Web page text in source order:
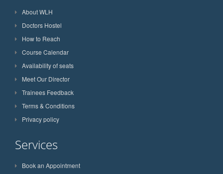
About WLH
Doctors Hostel
How to Reach
Course Calendar
Availability of seats
Meet Our Director
Trainees Feedback
Terms & Conditions
Privacy policy
Services
Book an Appointment